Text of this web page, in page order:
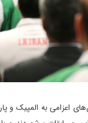
اعزامی به المپیک و